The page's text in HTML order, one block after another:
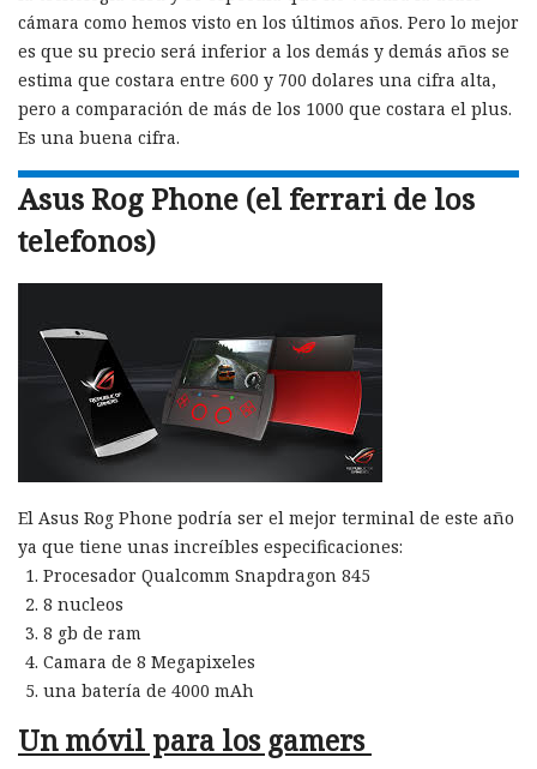
cámara como hemos visto en los últimos años. Pero lo mejor
es que su precio será inferior a los demás y demás años se
estima que costara entre 600 y 700 dolares una cifra alta,
pero a comparación de más de los 1000 que costara el plus.
Es una buena cifra.
Asus Rog Phone (el ferrari de los
telefonos)
El Asus Rog Phone podría ser el mejor terminal de este año
ya que tiene unas increíbles especificaciones:
Procesador Qualcomm Snapdragon 845
8 nucleos
8 gb de ram
Camara de 8 Megapixeles
una batería de 4000 mAh
Un móvil para los gamers